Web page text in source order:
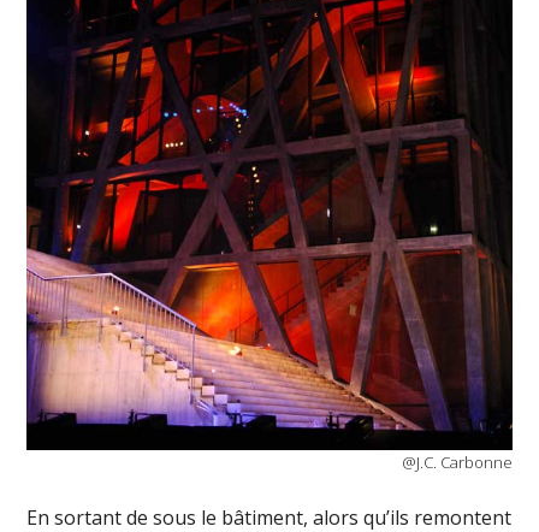
@J.C. Carbonne
En sortant de sous le bâtiment, alors qu’ils remontent